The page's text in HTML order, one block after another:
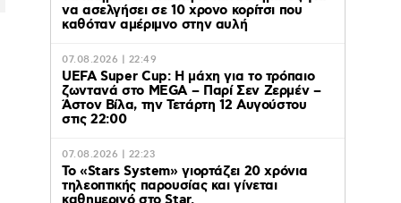
να ασελγήσει σε 10 χρονο κορίτσι που
καθόταν αμέριμνο στην αυλή
07.08.2026 | 22:49
UEFA Super Cup: Η μάχη για το τρόπαιο
ζωντανά στο MEGA – Παρί Σεν Ζερμέν –
Άστον Βίλα, την Τετάρτη 12 Αυγούστου
στις 22:00
07.08.2026 | 22:23
Το «Stars System» γιορτάζει 20 χρόνια
τηλεοπτικής παρουσίας και γίνεται